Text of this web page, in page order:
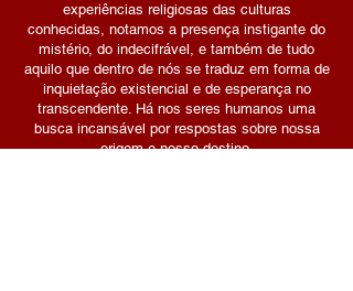
experiências religiosas das culturas
conhecidas, notamos a presença instigante do
mistério, do indecifrável, e também de tudo
aquilo que dentro de nós se traduz em forma de
inquietação existencial e de esperança no
transcendente. Há nos seres humanos uma
busca incansável por respostas sobre nossa
origem e nosso destino.